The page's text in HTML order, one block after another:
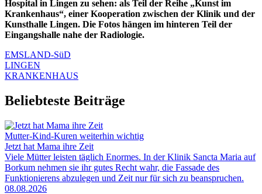
Hospital in Lingen zu sehen: als Teil der Reihe „Kunst im
Krankenhaus“, einer Kooperation zwischen der Klinik und der
Kunsthalle Lingen. Die Fotos hängen im hinteren Teil der
Eingangshalle nahe der Radiologie.
EMSLAND-SüD
LINGEN
KRANKENHAUS
Beliebteste Beiträge
Mutter-Kind-Kuren weiterhin wichtig
Jetzt hat Mama ihre Zeit
Viele Mütter leisten täglich Enormes. In der Klinik Sancta Maria auf
Borkum nehmen sie ihr gutes Recht wahr, die Fassade des
Funktionierens abzulegen und Zeit nur für sich zu beanspruchen.
08.08.2026